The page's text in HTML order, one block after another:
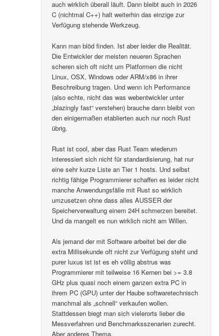
auch wirklich überall läuft. Dann bleibt auch in 2026
C (nichtmal C++) halt weiterhin das einzige zur
Verfügung stehende Werkzeug.
Kann man blöd finden. Ist aber leider die Realität.
Die Entwickler der meisten neueren Sprachen
scheren sich oft nicht um Platformen die nicht
Linux, OSX, Windows oder ARM/x86 in ihrer
Beschreibung tragen. Und wenn ich Performance
(also echte, nicht das was webentwickler unter
„blazingly fast“ verstehen) brauche dann bleibt von
den einigermaßen etablierten auch nur noch Rust
übrig.
Rust ist cool, aber das Rust Team wiederum
interessiert sich nicht für standardisierung, hat nur
eine sehr kurze Liste an Tier 1 hosts. Und selbst
richtig fähige Programmierer schaffen es leider nicht
manche Anwendungsfälle mit Rust so wirklich
umzusetzen ohne dass alles AUSSER der
Speicherverwaltung einem 24H schmerzen bereitet.
Und da mangelt es nun wirklich nicht am Willen.
Als jemand der mit Software arbeitet bei der die
extra Millisekunde oft nicht zur Verfügung steht und
purer luxus ist ist es eh völlig abstrus was
Programmierer mit teilweise 16 Kernen bei >= 3.8
GHz plus quasi noch einem ganzen extra PC in
ihrem PC (GPU) unter der Haube softwaretechnisch
manchmal als „schnell“ verkaufen wollen.
Stattdessen biegt man sich vielerorts lieber die
Messverfahren und Benchmarksszenarien zurecht.
Aber anderes Thema.